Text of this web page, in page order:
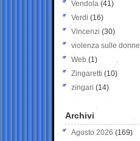
Vendola (41)
Verdi (16)
Vincenzi (30)
violenza sulle donne
Web (1)
Zingaretti (10)
zingari (14)
Archivi
Agosto 2026 (169)